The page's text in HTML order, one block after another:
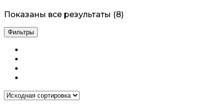
Показаны все результаты (8)
Фильтры